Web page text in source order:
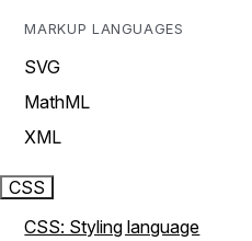
MARKUP LANGUAGES
SVG
MathML
XML
CSS
CSS: Styling language